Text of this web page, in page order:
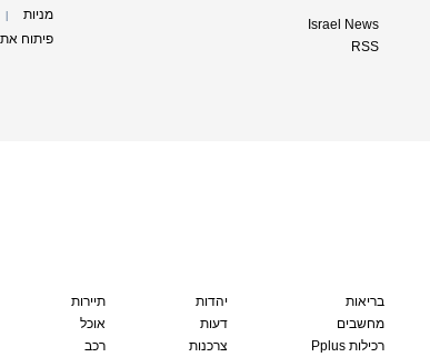
Israel News
RSS
מניות
פיתוח
בריאות
מחשבים
Pplus רכילות
יהדות
דעות
צרכנות
תיירות
אוכל
רכב